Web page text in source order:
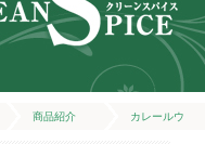
商品紹介 カレールウ